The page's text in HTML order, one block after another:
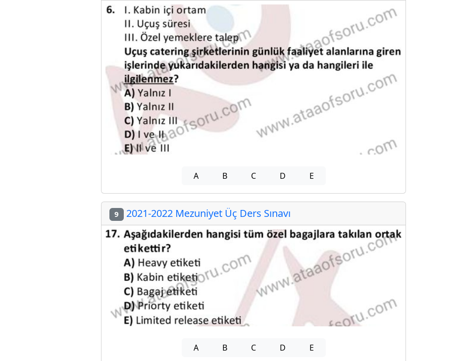
A B C D E
9 2021-2022 Mezuniyet Üç Ders Sınavı
A B C D E